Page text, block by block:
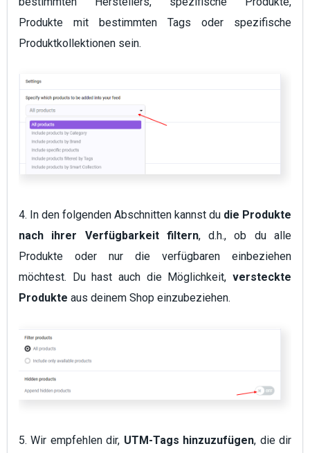
Produkte mit bestimmten Tags oder spezifische
Produktkollektionen sein.
4. In den folgenden Abschnitten kannst du die Produkte
nach ihrer Verfügbarkeit filtern, d.h., ob du alle
Produkte oder nur die verfügbaren einbeziehen
möchtest. Du hast auch die Möglichkeit, versteckte
Produkte aus deinem Shop einzubeziehen.
5. Wir empfehlen dir, UTM-Tags hinzuzufügen, die dir